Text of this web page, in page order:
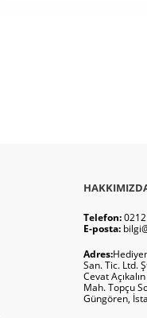
Telefon:
E-posta:
Adres:
San. Tic. Ltd.
Cevat
Mah. Topçu
Güngören,